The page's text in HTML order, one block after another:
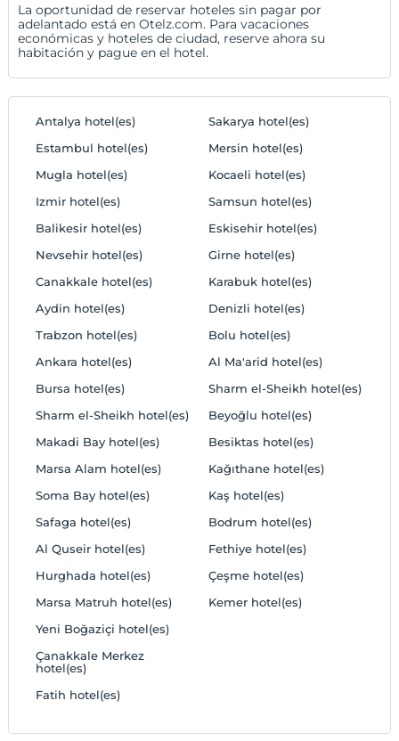
La oportunidad de reservar hoteles sin pagar por
adelantado está en Otelz.com. Para vacaciones
económicas y hoteles de ciudad, reserve ahora su
habitación y pague en el hotel.
Antalya hotel(es)
Estambul hotel(es)
Mugla hotel(es)
Izmir hotel(es)
Balikesir hotel(es)
Nevsehir hotel(es)
Canakkale hotel(es)
Aydin hotel(es)
Trabzon hotel(es)
Ankara hotel(es)
Bursa hotel(es)
Sakarya hotel(es)
Mersin hotel(es)
Kocaeli hotel(es)
Samsun hotel(es)
Eskisehir hotel(es)
Girne hotel(es)
Karabuk hotel(es)
Denizli hotel(es)
Bolu hotel(es)
Al Ma'arid hotel(es)
Sharm el-Sheikh hotel(es)
Sharm el-Sheikh hotel(es)
Makadi Bay hotel(es)
Marsa Alam hotel(es)
Soma Bay hotel(es)
Safaga hotel(es)
Al Quseir hotel(es)
Hurghada hotel(es)
Marsa Matruh hotel(es)
Yeni Boğaziçi hotel(es)
Çanakkale Merkez‎
hotel(es)
Fatih hotel(es)
Beyoğlu hotel(es)
Besiktas hotel(es)
Kağıthane hotel(es)
Kaş hotel(es)
Bodrum hotel(es)
Fethiye hotel(es)
Çeşme hotel(es)
Kemer hotel(es)